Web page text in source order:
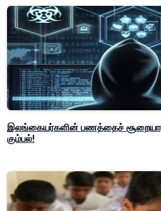
இலங்கையர்களின் பணத்தைச்
கும்பல்!